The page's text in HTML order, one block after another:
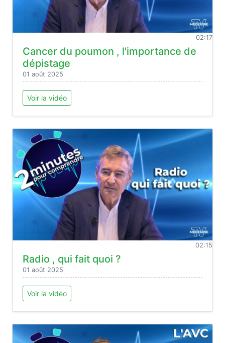
02:17
Cancer du poumon , l'importance de
dépistage
01 août 2025
Voir la vidéo
02:15
Radio , qui fait quoi ?
01 août 2025
Voir la vidéo